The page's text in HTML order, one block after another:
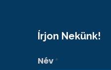
Írjon Nekünk!
Név *